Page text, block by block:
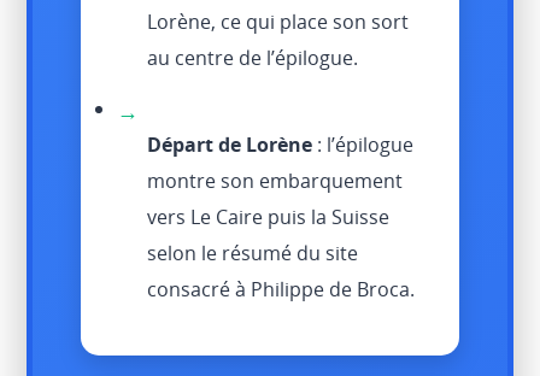
Lorène, ce qui place son sort
au centre de l’épilogue.
→
Départ de Lorène : l’épilogue
montre son embarquement
vers Le Caire puis la Suisse
selon le résumé du site
consacré à Philippe de Broca.